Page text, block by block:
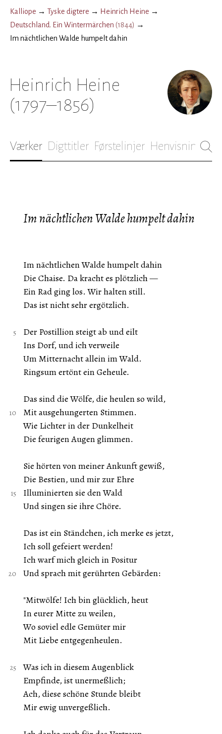
Kalliope → Tyske digtere → Heinrich Heine →
Deutschland. Ein Wintermärchen (1844) →
Im nächtlichen Walde humpelt dahin
Heinrich Heine
(1797–1856)
Værker Digttitler Førstelinjer Henvisninger
Im nächtlichen Walde humpelt dahin
Im nächtlichen Walde humpelt dahin
Die Chaise. Da kracht es plötzlich —
Ein Rad ging los. Wir halten still.
Das ist nicht sehr ergötzlich.
Der Postillion steigt ab und eilt
Ins Dorf, und ich verweile
Um Mitternacht allein im Wald.
Ringsum ertönt ein Geheule.
Das sind die Wölfe, die heulen so wild,
Mit ausgehungerten Stimmen.
Wie Lichter in der Dunkelheit
Die feurigen Augen glimmen.
Sie hörten von meiner Ankunft gewiß,
Die Bestien, und mir zur Ehre
Illuminierten sie den Wald
Und singen sie ihre Chöre.
Das ist ein Ständchen, ich merke es jetzt,
Ich soll gefeiert werden!
Ich warf mich gleich in Positur
Und sprach mit gerührten Gebärden:
"Mitwölfe! Ich bin glücklich, heut
In eurer Mitte zu weilen,
Wo soviel edle Gemüter mir
Mit Liebe entgegenheulen.
Was ich in diesem Augenblick
Empfinde, ist unermeßlich;
Ach, diese schöne Stunde bleibt
Mir ewig unvergeßlich.